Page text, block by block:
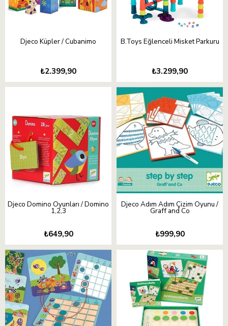
Djeco Küpler / Cubanimo
₺2.399,90
B.Toys Eğlenceli Misket Parkuru
₺3.299,90
Djeco Domino Oyunları / Domino
1,2,3
₺649,90
Djeco Adım Adım Çizim Oyunu /
Graff and Co
₺999,90